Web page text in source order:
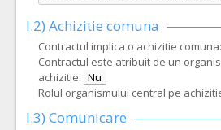
I.2) Achizitie comuna
Contractul implica o achizitie comuna:
Contractul este atribuit de un
achizitie: Nu
Rolul organismului central pe
I.3) Comunicare